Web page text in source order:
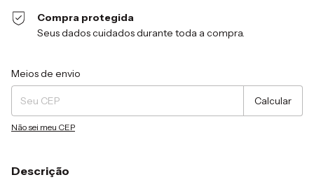
Compra protegida
Seus dados cuidados durante toda a compra.
Entregas para o CEP:
Meios de envio
Calcular
Não sei meu CEP
Descrição